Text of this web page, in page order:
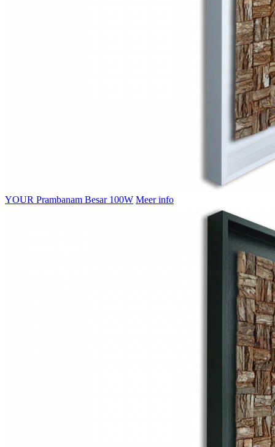
YOUR Prambanam Besar 100W Meer info